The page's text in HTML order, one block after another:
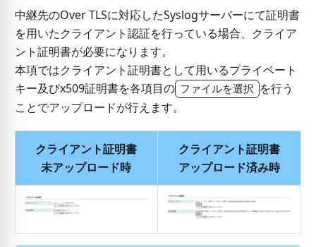
中継先のOver TLSに対応したSyslogサーバーにて証明書
を用いたクライアント認証を行っている場合、クライア
ント証明書が必要になります。
本項ではクライアント証明書として用いるプライベート
キー及びx509証明書を各項目の ファイルを選択 を行う
ことでアップロードが行えます。
クライアント証明書
未アップロード時
クライアント証明書
アップロード済み時